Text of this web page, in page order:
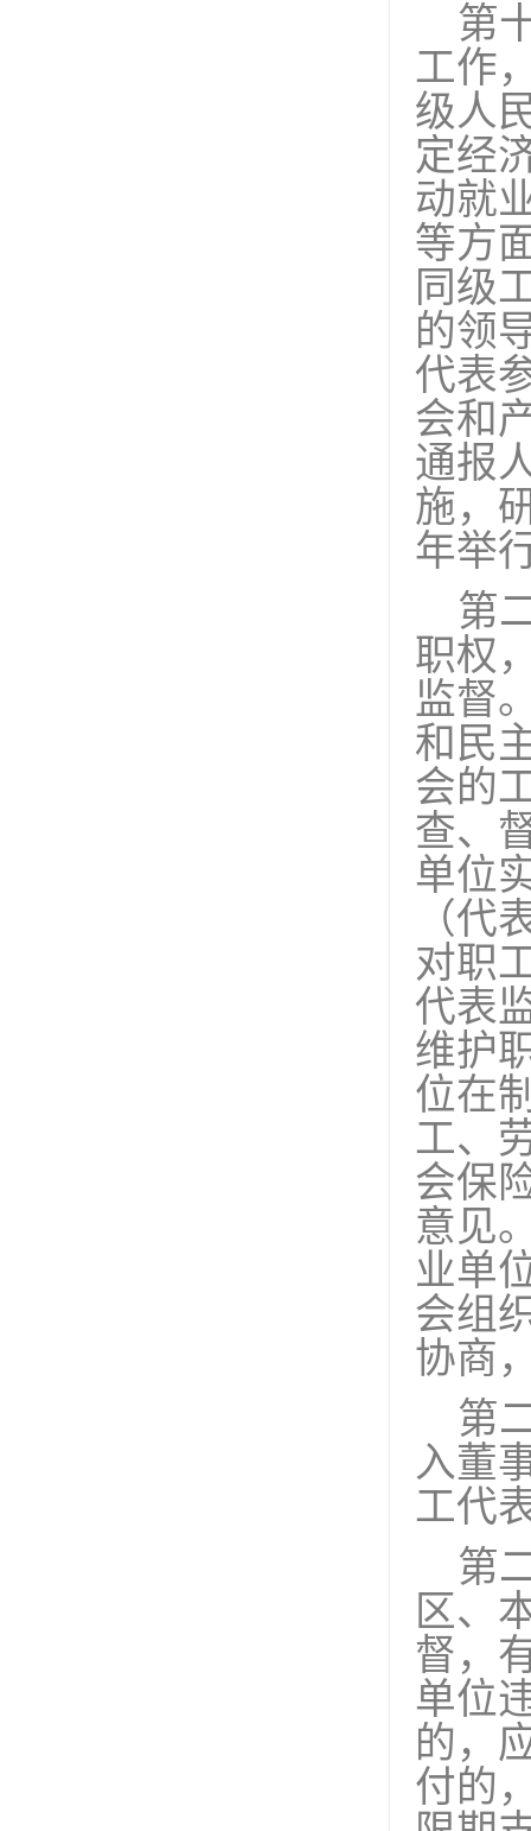
第
工作
级人
定经
动就
等方
同级
的领
代表
会和
通报
施，
年举
第
职权
监督
和民
会的
查、
单位
（代
对职
代表
维护
位在
工、
会保
意见
业单
会组
协商
第
入董
工代
第
区、
督，
单位
的，
付的